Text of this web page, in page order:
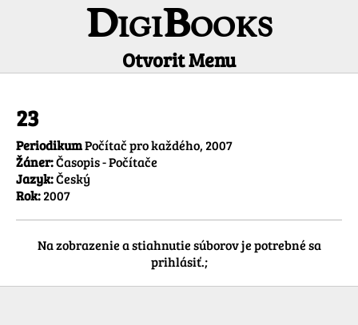
DigiBooks
Otvorit Menu
23
PeriodikumPočítač pro každého, 2007
Žáner:Časopis - Počítače
Jazyk:Český
Rok:2007
Na zobrazenie a stiahnutie súborov je potrebné sa
prihlásiť.;